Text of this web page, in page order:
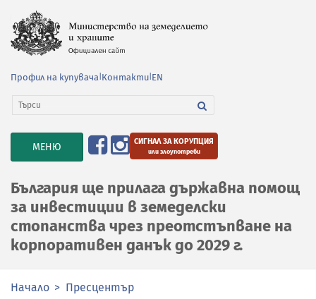
Профил на купувача Контакти EN
TOGGLE
NAVIGATION
МЕНЮ СИГНАЛ ЗА КОРУПЦИЯ
или злоупотреби
България ще прилага държавна помощ
за инвестиции в земеделски
стопанства чрез преотстъпване на
корпоративен данък до 2029 г.
Начало Пресцентър